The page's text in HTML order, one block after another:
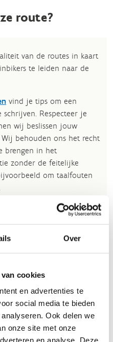
Over
cookies
en advertenties te
social media te bieden
Ook delen we
onze site met onze
en analyse. Deze
route?
van de routes in kaart
te leiden naar de
vind je tips om een
Respecteer je
wij beslissen jouw
behouden ons het recht
brengen in het
zonder de feitelijke
om taalfouten
routestructuren, neem een
een route? Ga dan naar
via